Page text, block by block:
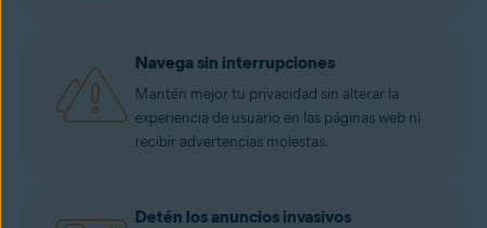
Navega sin interrupciones
Mantén mejor tu privacidad sin alterar la
experiencia de usuario en las páginas web ni
recibir advertencias molestas.
Detén los anuncios invasivos